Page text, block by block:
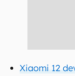
Xiaomi 12